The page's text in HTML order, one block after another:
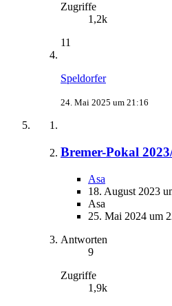
Zugriffe
1,2k
11
Speldorfer
24. Mai 2025 um 21:16
Bremer-Pokal
Asa
18. August 2023
Asa
25. Mai 2024 um
Antworten
9
Zugriffe
1,9k